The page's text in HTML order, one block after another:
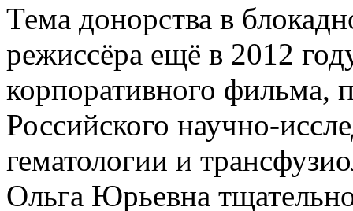
Тема донорства в
режиссёра ещё в 2012
корпоративного фильма,
Российского научно-
гематологии и
Ольга Юрьевна